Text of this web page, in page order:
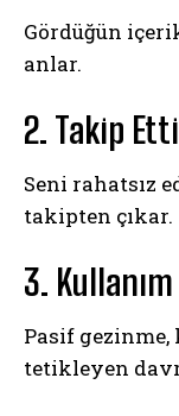
Gördüğün
anlar.
2. Takip
Seni rahatsız
takipten çıkar.
3.
Pasif gezinme,
tetikleyen